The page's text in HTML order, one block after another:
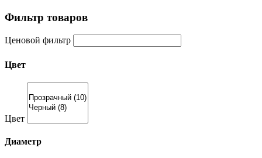
Фильтр товаров
Ценовой фильтр
Цвет
Цвет
Диаметр